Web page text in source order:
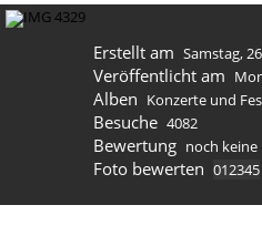
Erstellt am Samstag,
Veröffentlicht am
Alben Konzerte und
Besuche 4082
Bewertung noch
Foto bewerten